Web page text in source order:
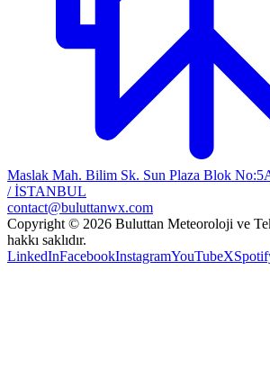
Maslak Mah. Bilim Sk. Sun Plaza Blok
/ İSTANBUL
contact@buluttanwx.com
Copyright © 2026 Buluttan Meteoroloji ve
hakkı saklıdır.
LinkedInFacebookInstagramYouTubeX